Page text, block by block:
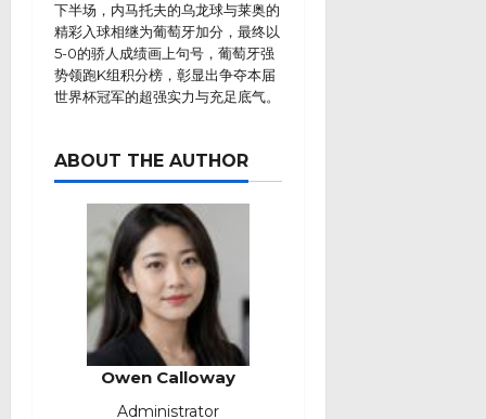
下半场，内马托夫的乌龙球与莱奥的
精彩入球相继为葡萄牙加分，最终以
5-0的骄人成绩画上句号，葡萄牙强
势领跑K组积分榜，彰显出争夺本届
世界杯冠军的超强实力与充足底气。
ABOUT THE AUTHOR
Owen Calloway
Administrator